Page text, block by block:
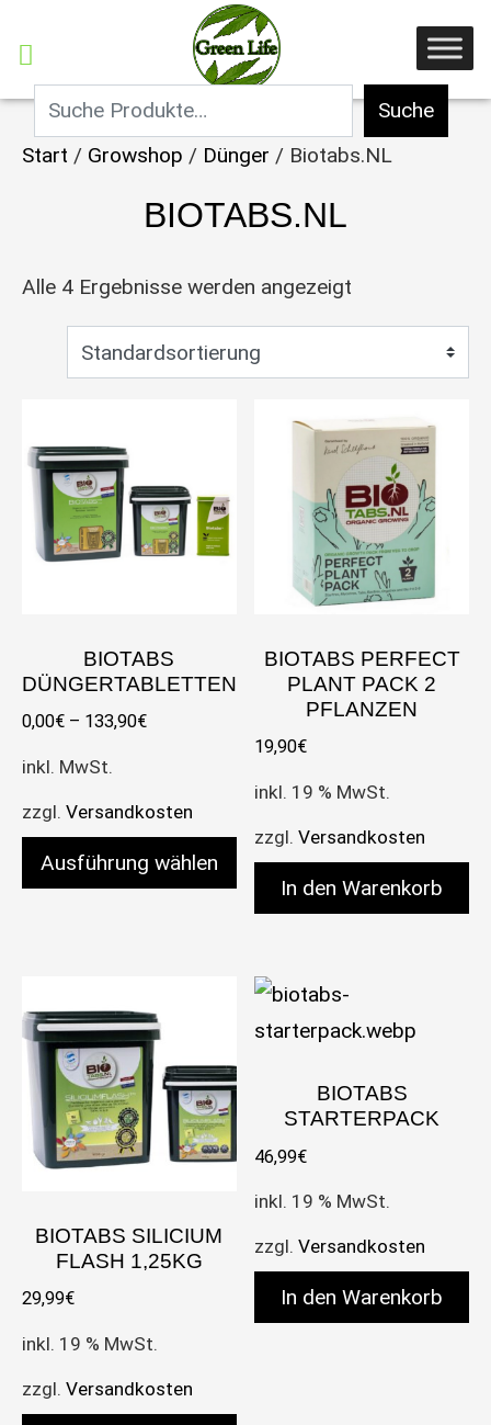
Suche
Start / Growshop / Dünger / Biotabs.NL
BIOTABS.NL
Alle 4 Ergebnisse werden angezeigt
BIOTABS
DÜNGERTABLETTEN
0,00€ – 133,90€
inkl. MwSt.
zzgl. Versandkosten
Ausführung wählen
BIOTABS PERFECT
PLANT PACK 2
PFLANZEN
19,90€
inkl. 19 % MwSt.
zzgl.Versandkosten
In den Warenkorb
BIOTABS SILICIUM
FLASH 1,25KG
29,99€
inkl. 19 % MwSt.
zzgl. Versandkosten
BIOTABS
STARTERPACK
46,99€
inkl. 19 % MwSt.
zzgl.Versandkosten
In den Warenkorb